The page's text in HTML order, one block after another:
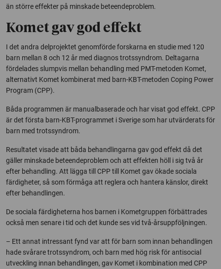
än större effekter på minskade beteendeproblem.
Komet gav god effekt
I det andra delprojektet genomförde forskarna en studie med 120
barn mellan 8 och 12 år med diagnos trotssyndrom. Deltagarna
fördelades slumpvis mellan behandling med PMT-metoden Komet,
alternativt Komet kombinerat med barn-KBT-metoden Coping Power
Program (CPP).
Båda programmen är manualbaserade och har visat god effekt. CPP
är det första barn-KBT-programmet i Sverige som har utvärderats för
barn med trotssyndrom.
Resultatet visade att båda behandlingarna gav god effekt då det
gäller minskade beteendeproblem och att effekten höll i sig två år
efter behandling. Att lägga till CPP till Komet gav ökade sociala
färdigheter, så som förmåga att reglera och hantera känslor, direkt
efter behandlingen.
De sociala färdigheterna hos barnen i Kometgruppen förbättrades
också men senare i tid och det kunde ses vid två-årsuppföljningen.
– Ett annat intressant fynd var att för barn som innan behandlingen
hade svårare trotssyndrom, och barn med hög risk för antisocial
utveckling innan behandlingen, gav Komet i kombination med CPP